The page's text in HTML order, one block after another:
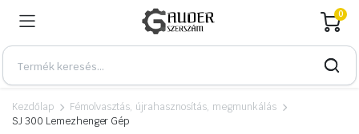
0
Kezdőlap
Fémolvasztás, újrahasznosítás, megmunkálás
SJ 300 Lemezhenger Gép